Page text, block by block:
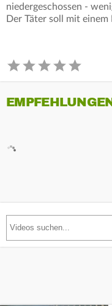
niedergeschossen -
Der Täter soll mit